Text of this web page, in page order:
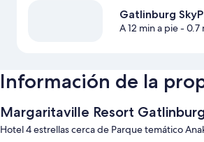
Gatlinburg
A 12 min a pie- 0.7
Información de la
Margaritaville Resort
Hotel 4 estrellas cerca de Parque temático